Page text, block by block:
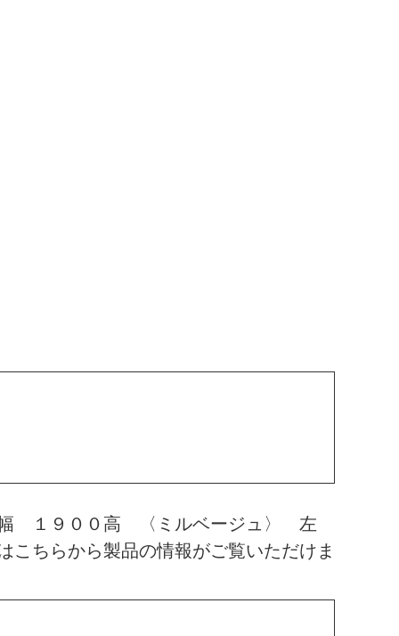
１９００高 〈ミルベージュ〉 左
ちらから製品の情報がご覧いただけま